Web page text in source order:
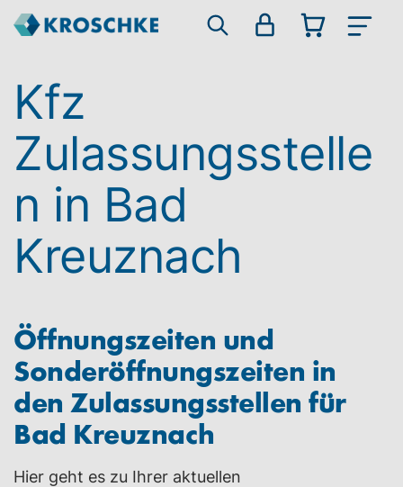
Kfz
Zulassungsstelle
n in Bad
Kreuznach
Öffnungszeiten und
Sonderöffnungszeiten in
den Zulassungsstellen für
Bad Kreuznach
Hier geht es zu Ihrer aktuellen